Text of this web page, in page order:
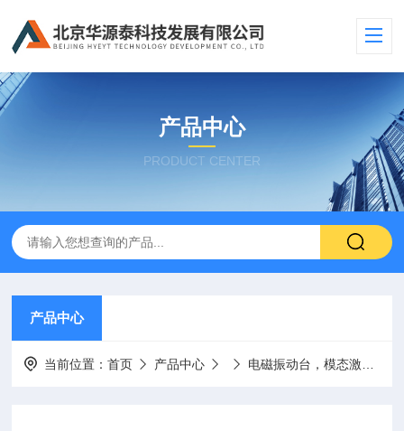
产品中心
PRODUCT CENTER
产品中心
当前位置：首页 产品中心 电磁振动台，模态激振器